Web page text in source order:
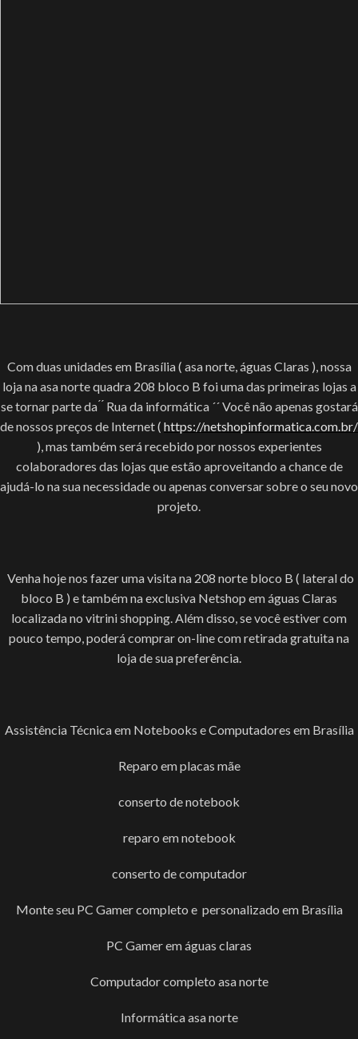
Com duas unidades em Brasília ( asa norte, águas Claras ), nossa
loja na asa norte quadra 208 bloco B foi uma das primeiras lojas a
se tornar parte da ́ ́ Rua da informática ´´ Você não apenas gostará
de nossos preços de Internet ( https://netshopinformatica.com.br/
), mas também será recebido por nossos experientes
colaboradores das lojas que estão aproveitando a chance de
ajudá-lo na sua necessidade ou apenas conversar sobre o seu novo
projeto.
Venha hoje nos fazer uma visita na 208 norte bloco B ( lateral do
bloco B ) e também na exclusiva Netshop em águas Claras
localizada no vitrini shopping. Além disso, se você estiver com
pouco tempo, poderá comprar on-line com retirada gratuita na
loja de sua preferência.
Assistência Técnica em Notebooks e Computadores em Brasília
Reparo em placas mãe
conserto de notebook
reparo em notebook
conserto de computador
Monte seu PC Gamer completo e personalizado em Brasília
PC Gamer em águas claras
Computador completo asa norte
Informática asa norte